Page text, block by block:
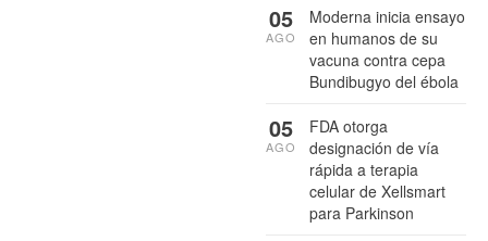
Moderna inicia ensayo
en humanos de su
vacuna contra cepa
Bundibugyo del ébola
05
AGO
FDA otorga
designación de vía
rápida a terapia
celular de Xellsmart
para Parkinson
05
AGO